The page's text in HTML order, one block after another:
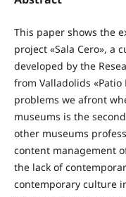
This paper shows the
project «Sala Cero», a
developed by the
from Valladolids
problems we afront
museums is the
other museums
content management
the lack of
contemporary culture